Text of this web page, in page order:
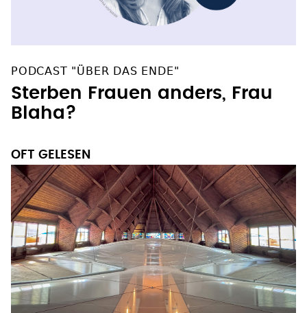
PODCAST "ÜBER DAS ENDE"
Sterben Frauen anders, Frau
Blaha?
OFT GELESEN